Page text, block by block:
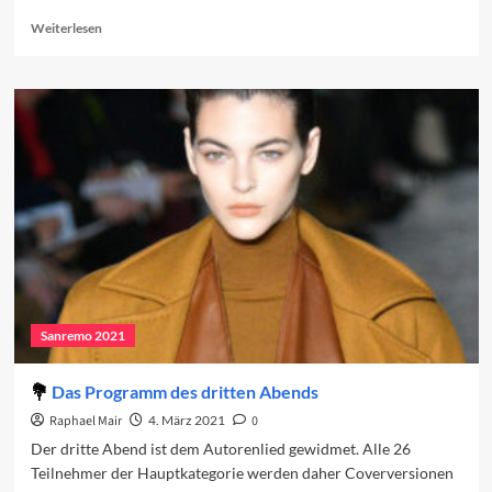
WeiterlesenRead
Das
Abends
Sanremo 2021
Das Programm des dritten Abends
Raphael Mair 4. März 2021
0
Der dritte Abend ist dem Autorenlied gewidmet. Alle 26
Teilnehmer der Hauptkategorie werden daher Coverversionen